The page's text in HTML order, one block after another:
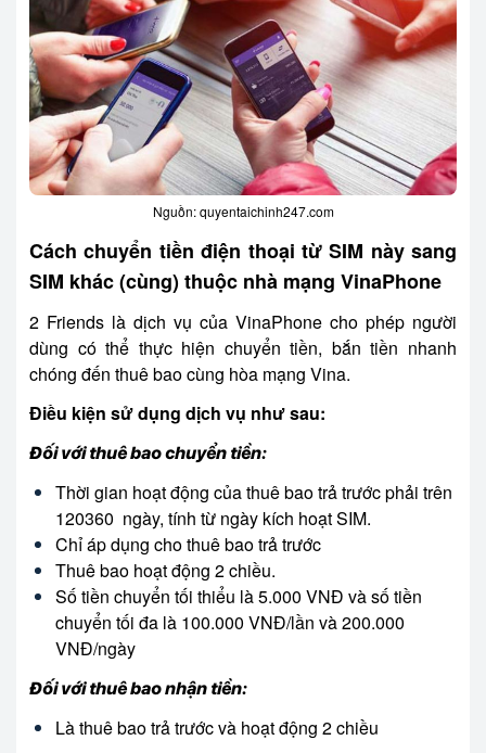
Nguồn:quyentaichinh247.com
Cách chuyển tiền điện thoại từ SIM này sang
SIM khác (cùng) thuộc nhà mạng VinaPhone
2 Friends là dịch vụ của VinaPhone cho phép người
dùng có thể thực hiện chuyển tiền, bắn tiền nhanh
chóng đến thuê bao cùng hòa mạng Vina.
Điều kiện sử dụng dịch vụ như sau:
Đối với thuê bao chuyển tiền:
Thời gian hoạt động của thuê bao trả trước phải trên
120360 ngày, tính từ ngày kích hoạt SIM.
Chỉ áp dụng cho thuê bao trả trước
Thuê bao hoạt động 2 chiều.
Số tiền chuyển tối thiểu là 5.000 VNĐ và số tiền
chuyển tối đa là 100.000 VNĐ/lần và 200.000
VNĐ/ngày
Đối với thuê bao nhận tiền:
Là thuê bao trả trước và hoạt động 2 chiều